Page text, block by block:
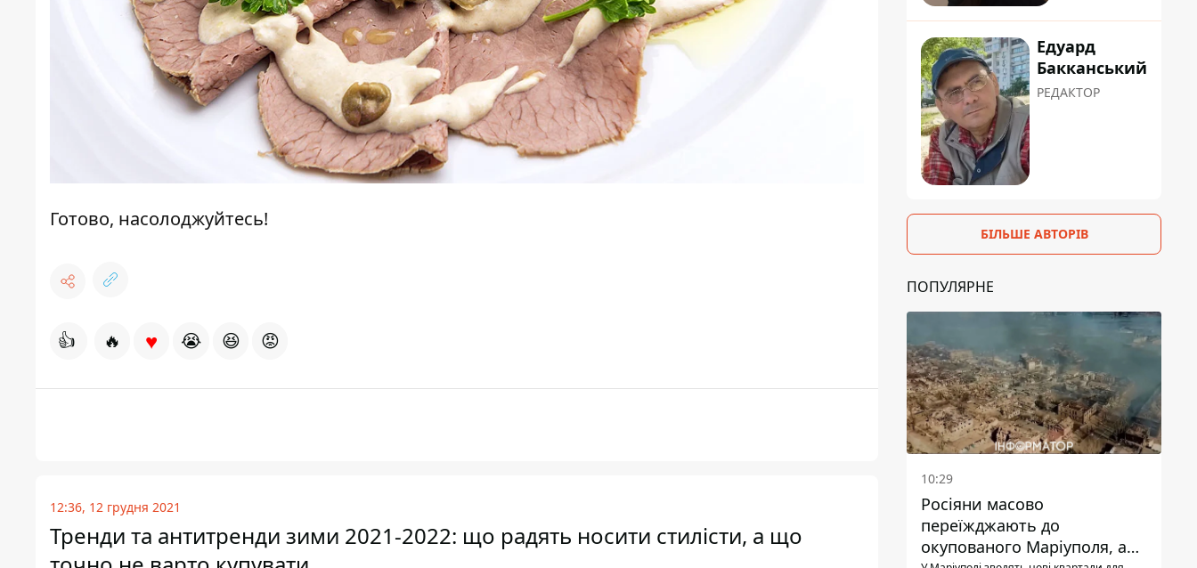
Готово, насолоджуйтесь!
👍 🔥 ♥ 😭 😆 😡
12:36, 12 грудня 2021
Тренди та антитренди зими 2021-2022: що радять носити стилісти, а що
Едуард
Бакканський
РЕДАКТОР
БІЛЬШЕ АВТОРІВ
ПОПУЛЯРНЕ
10:29
Росіяни масово
переїжджають до
окупованого Маріуполя, а